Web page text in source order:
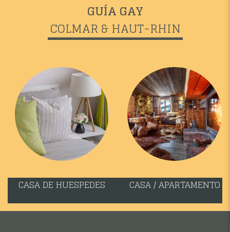
GUÍA GAY
COLMAR & HAUT-RHIN
CASA DE HUESPEDES CASA / APARTAMENTO